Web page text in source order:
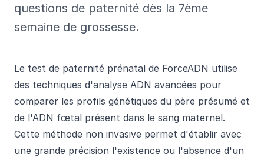
questions de paternité dès la 7ème
semaine de grossesse.
Le test de paternité prénatal de ForceADN utilise
des techniques d'analyse ADN avancées pour
comparer les profils génétiques du père présumé et
de l'ADN fœtal présent dans le sang maternel.
Cette méthode non invasive permet d'établir avec
une grande précision l'existence ou l'absence d'un